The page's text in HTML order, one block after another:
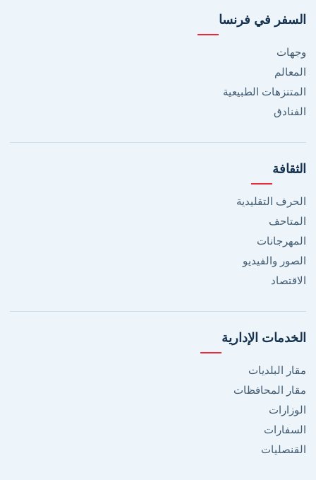
السفر في فرنسا
وجهات
المعالم
المتنزهات الطبيعية
الفنادق
الثقافة
الحرف التقليدية
المتاحف
المهرجانات
الصور والفيديو
الاقتصاد
الخدمات الإدارية
مقار البلديات
مقار المحافظات
الوزارات
السفارات
القنصليات